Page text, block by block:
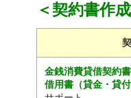
＜契約書作
金銭消費貸借契約書
借用書（貸金・貸